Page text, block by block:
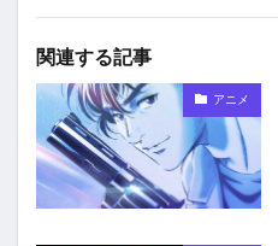
関連する記事
アニメ